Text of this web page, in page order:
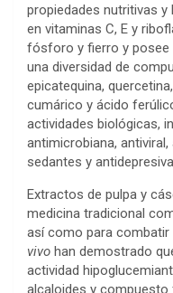
propiedades nutritivas
en vitaminas C, E y
fósforo y fierro y posee
una diversidad de
epicatequina,
cumárico y ácido
actividades biológicas,
antimicrobiana,
sedantes y
Extractos de pulpa y
medicina tradicional
así como para combatir
vivo han demostrado
actividad
alcaloides y compuesto